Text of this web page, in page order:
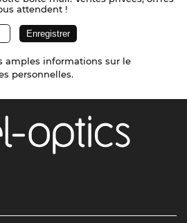
attendent !
amples informations sur le
personnelles.